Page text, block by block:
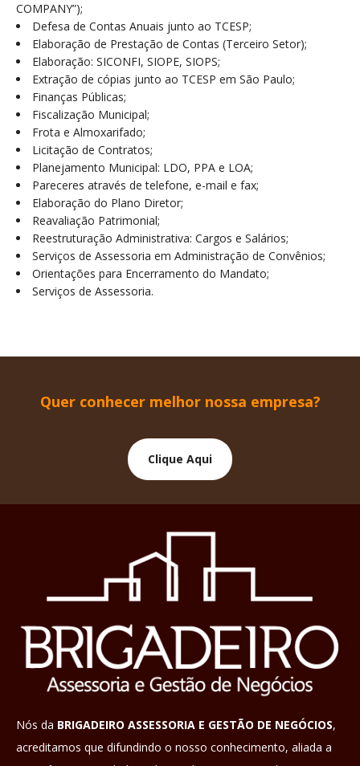
COMPANY”);
Defesa de Contas Anuais junto ao TCESP;
Elaboração de Prestação de Contas (Terceiro Setor);
Elaboração: SICONFI, SIOPE, SIOPS;
Extração de cópias junto ao TCESP em São Paulo;
Finanças Públicas;
Fiscalização Municipal;
Frota e Almoxarifado;
Licitação de Contratos;
Planejamento Municipal: LDO, PPA e LOA;
Pareceres através de telefone, e-mail e fax;
Elaboração do Plano Diretor;
Reavaliação Patrimonial;
Reestruturação Administrativa: Cargos e Salários;
Serviços de Assessoria em Administração de Convênios;
Orientações para Encerramento do Mandato;
Serviços de Assessoria.
Quer conhecer melhor nossa empresa?
Clique Aqui
Nós da BRIGADEIRO ASSESSORIA E GESTÃO DE NEGÓCIOS,
acreditamos que difundindo o nosso conhecimento, aliada a